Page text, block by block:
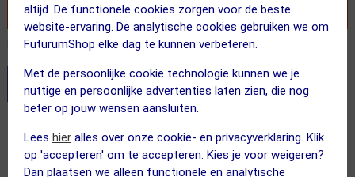
altijd. De functionele cookies zorgen voor de beste
website-ervaring. De analytische cookies gebruiken we om
FuturumShop elke dag te kunnen verbeteren.
Met de persoonlijke cookie technologie kunnen we je
nuttige en persoonlijke advertenties laten zien, die nog
beter op jouw wensen aansluiten.
Lees hier alles over onze cookie- en privacyverklaring. Klik
op 'accepteren' om te accepteren. Kies je voor weigeren?
Dan plaatsen we alleen functionele en analytische
VOEG TOE AAN WINKELWAGEN
Recent besteld door 37 klanten! Bestel ook snel!
Stel je productvragen aan onze AI assistent
Voor 23:00 uur besteld, morgen in huis